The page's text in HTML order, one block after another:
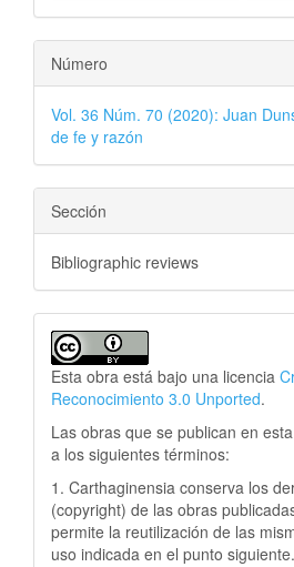
Número
Vol. 36 Núm. 70 (2020): Juan
de fe y razón
Sección
Bibliographic reviews
Esta obra está bajo una licencia
Reconocimiento 3.0 Unported.
Las obras que se publican en
a los siguientes términos:
1. Carthaginensia conserva los
(copyright) de las obras
permite la reutilización de las
uso indicada en el punto siguiente.